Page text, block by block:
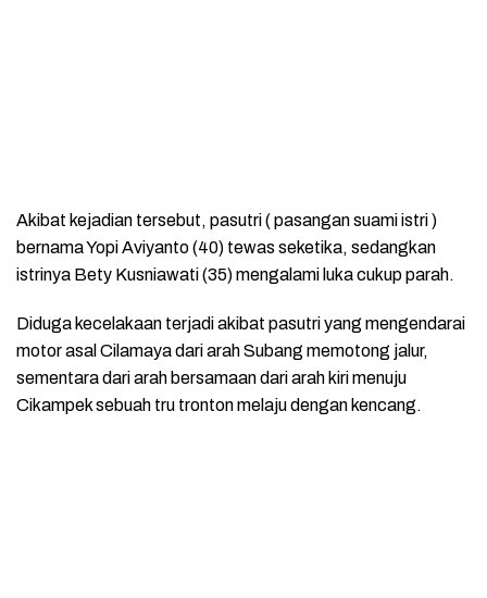
Akibat kejadian tersebut, pasutri ( pasangan suami istri )
bernama Yopi Aviyanto (40) tewas seketika, sedangkan
istrinya Bety Kusniawati (35) mengalami luka cukup parah.
Diduga kecelakaan terjadi akibat pasutri yang mengendarai
motor asal Cilamaya dari arah Subang memotong jalur,
sementara dari arah bersamaan dari arah kiri menuju
Cikampek sebuah tru tronton melaju dengan kencang.